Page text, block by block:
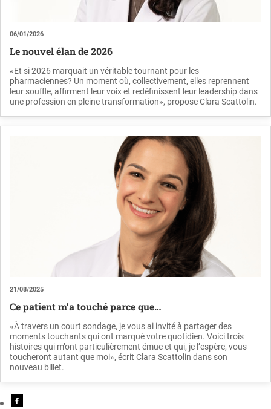
06/01/2026
Le nouvel élan de 2026
«Et si 2026 marquait un véritable tournant pour les
pharmaciennes? Un moment où, collectivement, elles reprennent
leur souffle, affirment leur voix et redéfinissent leur leadership dans
une profession en pleine transformation», propose Clara Scattolin.
21/08/2025
Ce patient m’a touché parce que…
«À travers un court sondage, je vous ai invité à partager des
moments touchants qui ont marqué votre quotidien. Voici trois
histoires qui m’ont particulièrement émue et qui, je l’espère, vous
toucheront autant que moi», écrit Clara Scattolin dans son
nouveau billet.